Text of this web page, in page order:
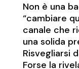
Non è una
“cambiare
canale che
una solida
Risvegliarsi
Forse la